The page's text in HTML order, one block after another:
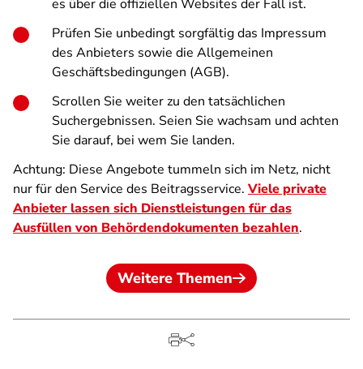
es über die offiziellen Websites der Fall ist.
Prüfen Sie unbedingt sorgfältig das Impressum
des Anbieters sowie die Allgemeinen
Geschäftsbedingungen (AGB).
Scrollen Sie weiter zu den tatsächlichen
Suchergebnissen. Seien Sie wachsam und achten
Sie darauf, bei wem Sie landen.
Achtung: Diese Angebote tummeln sich im Netz, nicht
nur für den Service des Beitragsservice. Viele private
Anbieter lassen sich Dienstleistungen für das
Ausfüllen von Behördendokumenten bezahlen.
Weitere Themen